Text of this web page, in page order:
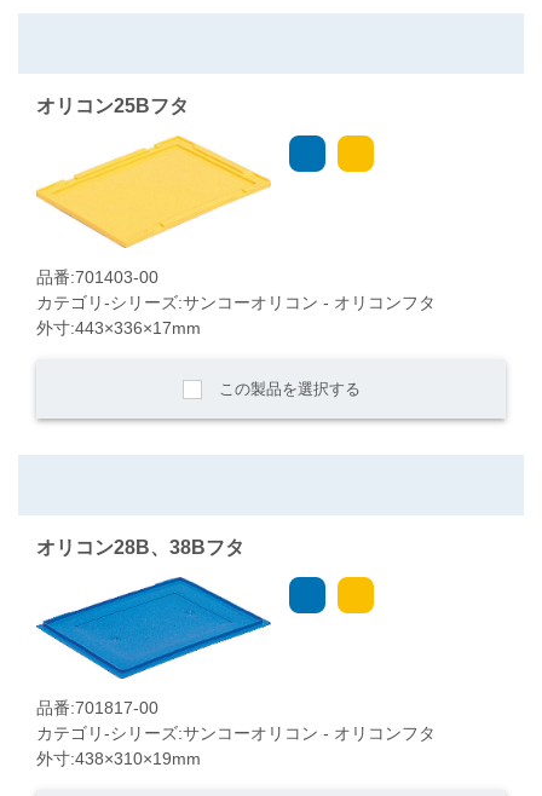
オリコン25Bフタ
品番:701403-00
カテゴリ-シリーズ:サンコーオリコン - オリコンフタ
外寸:443×336×17mm
この製品を選択する
オリコン28B、38Bフタ
品番:701817-00
カテゴリ-シリーズ:サンコーオリコン - オリコンフタ
外寸:438×310×19mm